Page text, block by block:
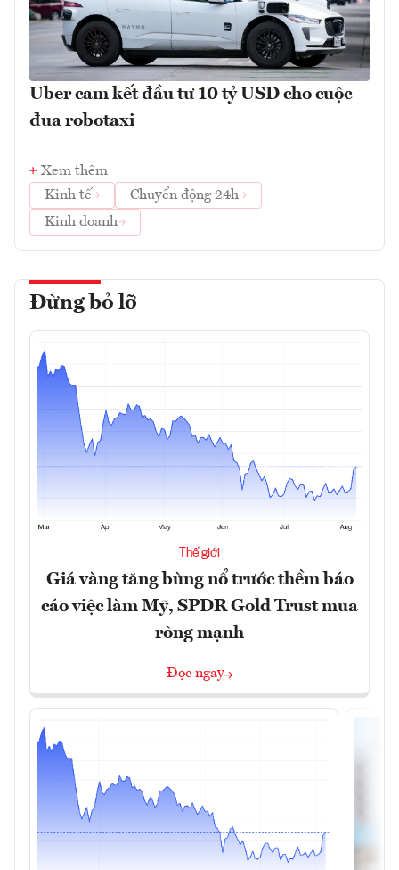
Uber cam kết đầu tư 10 tỷ USD cho cuộc
đua robotaxi
Xem thêm
Kinh tế
Chuyển động 24h
Kinh doanh
Đừng bỏ lỡ
Thế giới
Giá vàng tăng bùng nổ trước thềm báo
cáo việc làm Mỹ, SPDR Gold Trust mua
ròng mạnh
Đọc ngay